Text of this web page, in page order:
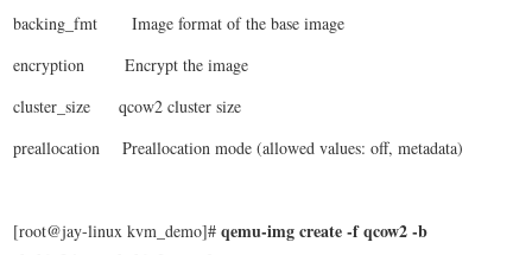
backing_fmt Image format of the base image
encryption Encrypt the image
cluster_size qcow2 cluster size
preallocation Preallocation mode (allowed values: off, metadata)
[root@jay-linux kvm_demo]#qemu-img create -f qcow2 -b